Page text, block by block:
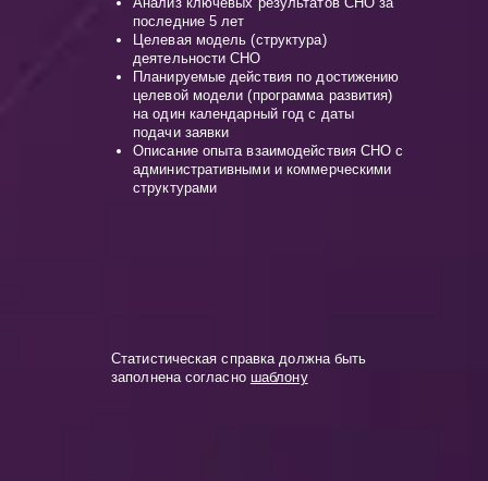
последние 5 лет
Целевая модель (структура)
деятельности СНО
Планируемые действия по достижению
целевой модели (программа развития)
на один календарный год с даты
подачи заявки
Описание опыта взаимодействия СНО с
административными и коммерческими
структурами
Статистическая справка должна быть
заполнена согласно шаблону